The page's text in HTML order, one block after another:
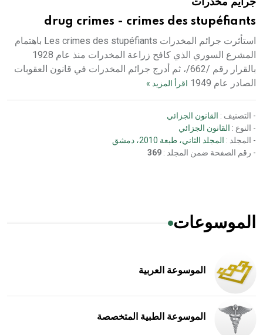
جرايم مخدرات
drug crimes - crimes des stupéfiants
استأثرت جرائم المخدرات Les crimes des stupéfiants باهتمام
المشرع السوري الذي كافح زراعة المخدرات منذ عام 1928
بالقرار رقم /662/، ثم أدرج جرائم المخدرات في قانون العقوبات
الصادر عام 1949
اقرأ المزيد »
- التصنيف : القانون الجزائي
- النوع : القانون الجزائي
- المجلد : المجلد الثاني، طبعة 2010، دمشق
- رقم الصفحة ضمن المجلد : 369
الموسوعات
الموسوعة العربية
الموسوعة الطبية المتخصصة